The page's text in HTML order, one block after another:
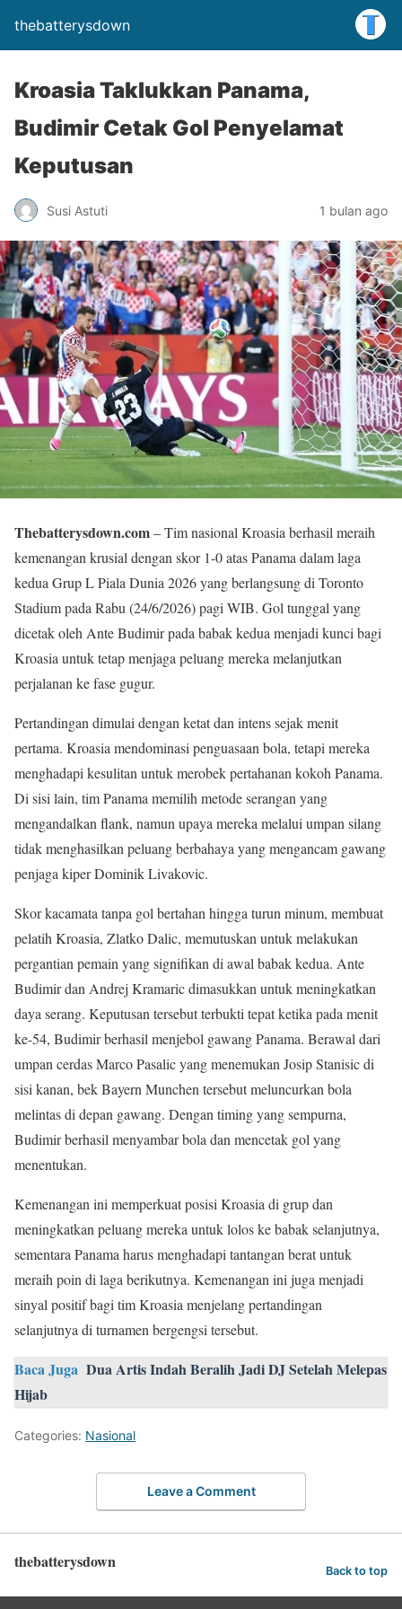
thebatterysdown
Kroasia Taklukkan Panama,
Budimir Cetak Gol Penyelamat
Keputusan
Susi Astuti 1 bulan ago
Thebatterysdown.com– Tim nasional Kroasia berhasil meraih
kemenangan krusial dengan skor 1-0 atas Panama dalam laga
kedua Grup L Piala Dunia 2026 yang berlangsung di Toronto
Stadium pada Rabu (24/6/2026) pagi WIB. Gol tunggal yang
dicetak oleh Ante Budimir pada babak kedua menjadi kunci bagi
Kroasia untuk tetap menjaga peluang mereka melanjutkan
perjalanan ke fase gugur.
Pertandingan dimulai dengan ketat dan intens sejak menit
pertama. Kroasia mendominasi penguasaan bola, tetapi mereka
menghadapi kesulitan untuk merobek pertahanan kokoh Panama.
Di sisi lain, tim Panama memilih metode serangan yang
mengandalkan flank, namun upaya mereka melalui umpan silang
tidak menghasilkan peluang berbahaya yang mengancam gawang
penjaga kiper Dominik Livakovic.
Skor kacamata tanpa gol bertahan hingga turun minum, membuat
pelatih Kroasia, Zlatko Dalic, memutuskan untuk melakukan
pergantian pemain yang signifikan di awal babak kedua. Ante
Budimir dan Andrej Kramaric dimasukkan untuk meningkatkan
daya serang. Keputusan tersebut terbukti tepat ketika pada menit
ke-54, Budimir berhasil menjebol gawang Panama. Berawal dari
umpan cerdas Marco Pasalic yang menemukan Josip Stanisic di
sisi kanan, bek Bayern Munchen tersebut meluncurkan bola
melintas di depan gawang. Dengan timing yang sempurna,
Budimir berhasil menyambar bola dan mencetak gol yang
menentukan.
Kemenangan ini memperkuat posisi Kroasia di grup dan
meningkatkan peluang mereka untuk lolos ke babak selanjutnya,
sementara Panama harus menghadapi tantangan berat untuk
meraih poin di laga berikutnya. Kemenangan ini juga menjadi
sinyal positif bagi tim Kroasia menjelang pertandingan
selanjutnya di turnamen bergengsi tersebut.
Baca Juga Dua Artis Indah Beralih Jadi DJ Setelah Melepas
Hijab
Categories: Nasional
Leave a Comment
thebatterysdown Back to top